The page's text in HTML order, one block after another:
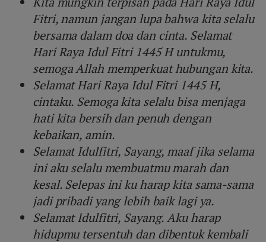
Fitri, namun jangan lupa bahwa kita selalu
bersama dalam doa dan cinta. Selamat
Hari Raya Idul Fitri 1445 H untukmu,
semoga Allah memperkuat hubungan kita.
Selamat Hari Raya Idul Fitri 1445 H,
cintaku. Semoga kita selalu bisa menjaga
hati kita bersih dan penuh dengan
kebaikan, amin.
Selamat Idulfitri, Sayang, maaf jika selama
ini aku selalu membuatmu marah dan
kesal. Selepas ini ku harap kita sama-sama
jadi pribadi yang lebih baik lagi ya.
Selamat Idulfitri, Sayang. Aku harap
hidupmu tersentuh dan dibentuk kembali